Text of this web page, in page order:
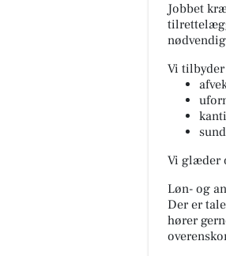
Jobbet
Vi tilbyder
Vi glæder
Løn- og
Der er
hører